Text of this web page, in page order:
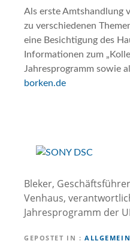
Als erste Amtshandlung
zu verschiedenen
eine Besichtigung des
Informationen zum
Jahresprogramm sowie
borken.de
Bleker,
Venhaus,
Jahresprogramm der
GEPOSTET IN ALLGEMEIN